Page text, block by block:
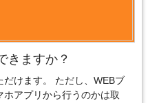
きますか？
けます。 ただし、WEBブ
アプリから行うのかは取